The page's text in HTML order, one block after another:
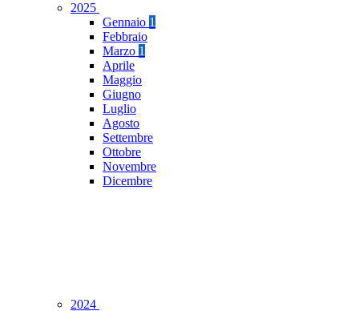
2025
Gennaio 1
Febbraio
Marzo 1
Aprile
Maggio
Giugno
Luglio
Agosto
Settembre
Ottobre
Novembre
Dicembre
2024